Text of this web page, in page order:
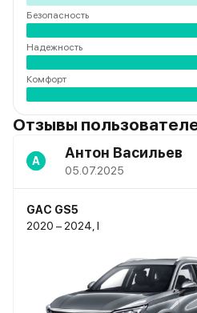
Безопасность
Надежность
Комфорт
Отзывы
А Антон Васильев
05.07.2025
GAC GS5
2020 – 2024, I